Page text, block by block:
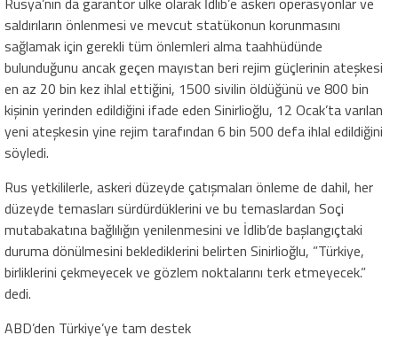
saldırıların önlenmesi ve mevcut statükonun korunmasını
sağlamak için gerekli tüm önlemleri alma taahhüdünde
bulunduğunu ancak geçen mayıstan beri rejim güçlerinin ateşkesi
en az 20 bin kez ihlal ettiğini, 1500 sivilin öldüğünü ve 800 bin
kişinin yerinden edildiğini ifade eden Sinirlioğlu, 12 Ocak’ta varılan
yeni ateşkesin yine rejim tarafından 6 bin 500 defa ihlal edildiğini
söyledi.
Rus yetkililerle, askeri düzeyde çatışmaları önleme de dahil, her
düzeyde temasları sürdürdüklerini ve bu temaslardan Soçi
mutabakatına bağlılığın yenilenmesini ve İdlib’de başlangıçtaki
duruma dönülmesini beklediklerini belirten Sinirlioğlu, ”Türkiye,
birliklerini çekmeyecek ve gözlem noktalarını terk etmeyecek.”
dedi.
ABD’den Türkiye’ye tam destek